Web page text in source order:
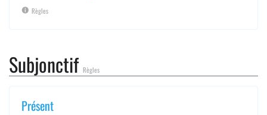
Règles
Subjonctif Règles
Présent